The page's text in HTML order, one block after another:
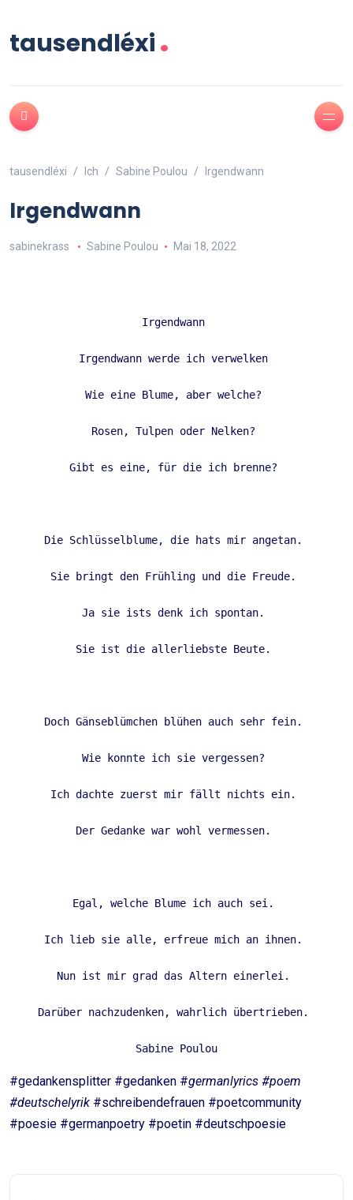
tausendléxi.
tausendléxi Ich Sabine Poulou Irgendwann
Irgendwann
sabinekrass Sabine Poulou Mai 18, 2022
Irgendwann
Irgendwann werde ich verwelken
Wie eine Blume, aber welche?
Rosen, Tulpen oder Nelken?
Gibt es eine, für die ich brenne?
Die Schlüsselblume, die hats mir angetan.
Sie bringt den Frühling und die Freude.
Ja sie ists denk ich spontan.
Sie ist die allerliebste Beute.
Doch Gänseblümchen blühen auch sehr fein.
Wie konnte ich sie vergessen?
Ich dachte zuerst mir fällt nichts ein.
Der Gedanke war wohl vermessen.
Egal, welche Blume ich auch sei.
Ich lieb sie alle, erfreue mich an ihnen.
Nun ist mir grad das Altern einerlei.
Darüber nachzudenken, wahrlich übertrieben.
Sabine Poulou
#gedankensplitter #gedanken #germanlyrics #poem
#deutschelyrik #schreibendefrauen #poetcommunity
#poesie #germanpoetry #poetin #deutschpoesie